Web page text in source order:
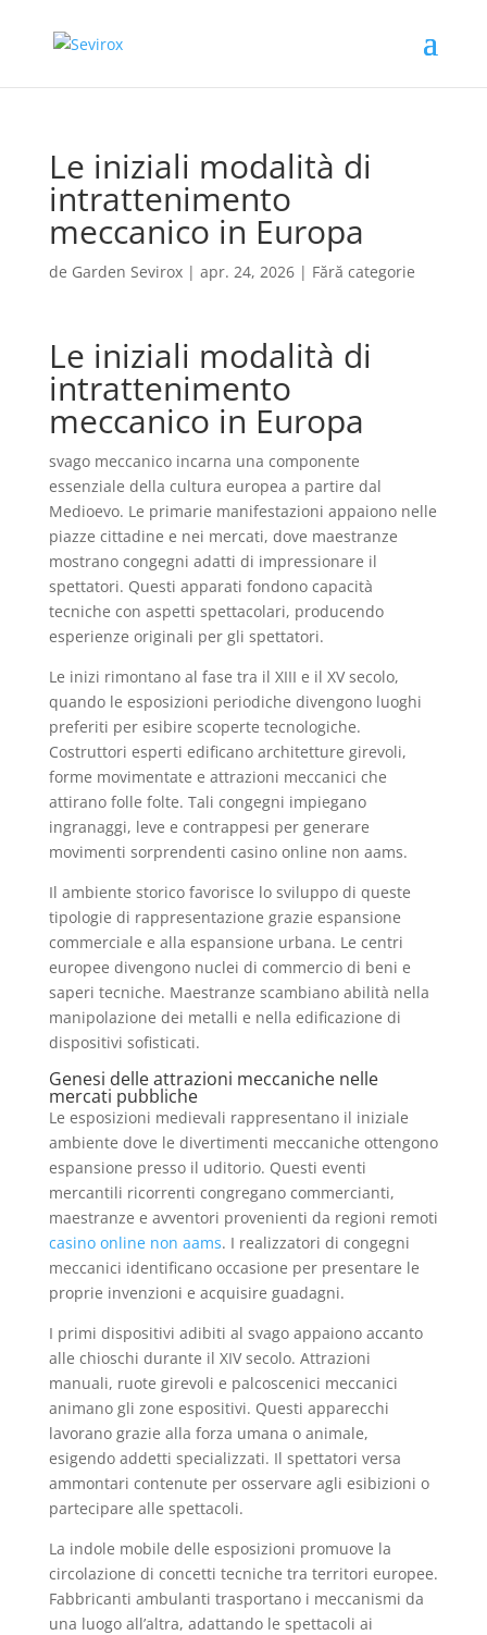
Le iniziali modalità di
intrattenimento
meccanico in Europa
de Garden Sevirox| apr. 24, 2026| Fără categorie
Le iniziali modalità di
intrattenimento
meccanico in Europa
svago meccanico incarna una componente
essenziale della cultura europea a partire dal
Medioevo. Le primarie manifestazioni appaiono nelle
piazze cittadine e nei mercati, dove maestranze
mostrano congegni adatti di impressionare il
spettatori. Questi apparati fondono capacità
tecniche con aspetti spettacolari, producendo
esperienze originali per gli spettatori.
Le inizi rimontano al fase tra il XIII e il XV secolo,
quando le esposizioni periodiche divengono luoghi
preferiti per esibire scoperte tecnologiche.
Costruttori esperti edificano architetture girevoli,
forme movimentate e attrazioni meccanici che
attirano folle folte. Tali congegni impiegano
ingranaggi, leve e contrappesi per generare
movimenti sorprendenti casino online non aams.
Il ambiente storico favorisce lo sviluppo di queste
tipologie di rappresentazione grazie espansione
commerciale e alla espansione urbana. Le centri
europee divengono nuclei di commercio di beni e
saperi tecniche. Maestranze scambiano abilità nella
manipolazione dei metalli e nella edificazione di
dispositivi sofisticati.
Genesi delle attrazioni meccaniche nelle
mercati pubbliche
Le esposizioni medievali rappresentano il iniziale
ambiente dove le divertimenti meccaniche ottengono
espansione presso il uditorio. Questi eventi
mercantili ricorrenti congregano commercianti,
maestranze e avventori provenienti da regioni remoti
casino online non aams. I realizzatori di congegni
meccanici identificano occasione per presentare le
proprie invenzioni e acquisire guadagni.
I primi dispositivi adibiti al svago appaiono accanto
alle chioschi durante il XIV secolo. Attrazioni
manuali, ruote girevoli e palcoscenici meccanici
animano gli zone espositivi. Questi apparecchi
lavorano grazie alla forza umana o animale,
esigendo addetti specializzati. Il spettatori versa
ammontari contenute per osservare agli esibizioni o
partecipare alle spettacoli.
La indole mobile delle esposizioni promuove la
circolazione di concetti tecniche tra territori europee.
Fabbricanti ambulanti trasportano i meccanismi da
una luogo all’altra, adattando le spettacoli ai